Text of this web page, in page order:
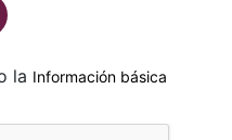
He leido y acepto la Información básica